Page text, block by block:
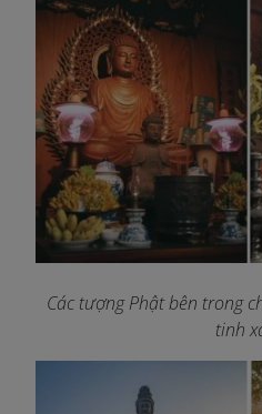
Các tượng Phật bên trong
tinh